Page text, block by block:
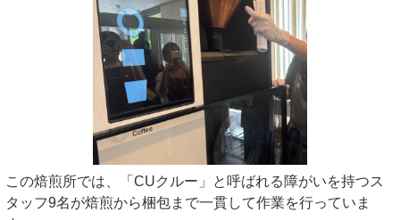
この焙煎所では、「CUクルー」と呼ばれる障がいを持つス
タッフ9名が焙煎から梱包まで一貫して作業を行っていま